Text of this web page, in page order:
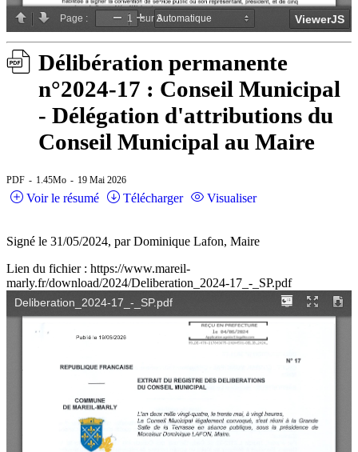
Délibération permanente
n°2024-17 : Conseil Municipal
- Délégation d'attributions du
Conseil Municipal au Maire
PDF 1.45Mo 19 Mai 2026
Voir le résumé Télécharger Visualiser
Signé le 31/05/2024, par Dominique Lafon, Maire
Lien du fichier : https://www.mareil-
marly.fr/download/2024/Deliberation_2024-17_-_SP.pdf